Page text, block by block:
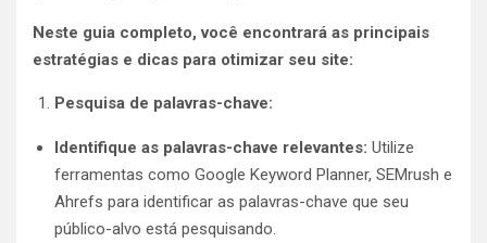
Neste guia completo, você encontrará as principais
estratégias e dicas para otimizar seu site:
Pesquisa de palavras-chave:
Identifique as palavras-chave relevantes: Utilize
ferramentas como Google Keyword Planner, SEMrush e
Ahrefs para identificar as palavras-chave que seu
público-alvo está pesquisando.